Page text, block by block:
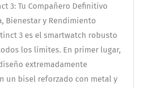
3: Tu Compañero Definitivo
Bienestar y Rendimiento
3 es el smartwatch robusto
los límites. En primer lugar,
extremadamente
un bisel reforzado con metal y